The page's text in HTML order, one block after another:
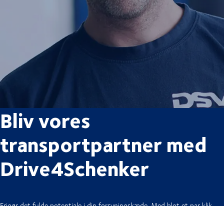
Bliv vores
transportpartner med
Drive4Schenker